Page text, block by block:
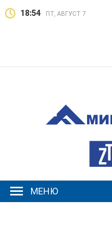
18:54 ПТ, АВГУСТ 7
МЕНЮ